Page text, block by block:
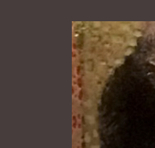
Přejít
k
obsahu
webu